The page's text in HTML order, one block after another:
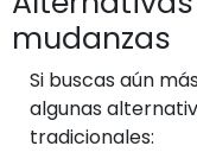
mudanzas
Si buscas aún
algunas
tradicionales: